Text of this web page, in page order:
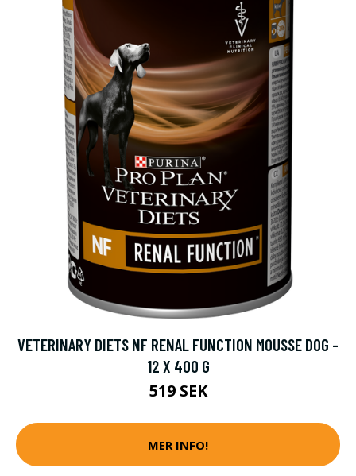
VETERINARY DIETS NF RENAL FUNCTION MOUSSE DOG -
12 X 400 G
519 SEK
MER INFO!